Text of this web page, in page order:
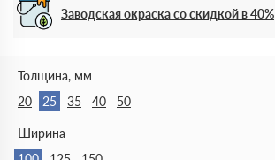
Заводская окраска со скидкой в 40%
Толщина, мм
20
25 35 40 50
Ширина